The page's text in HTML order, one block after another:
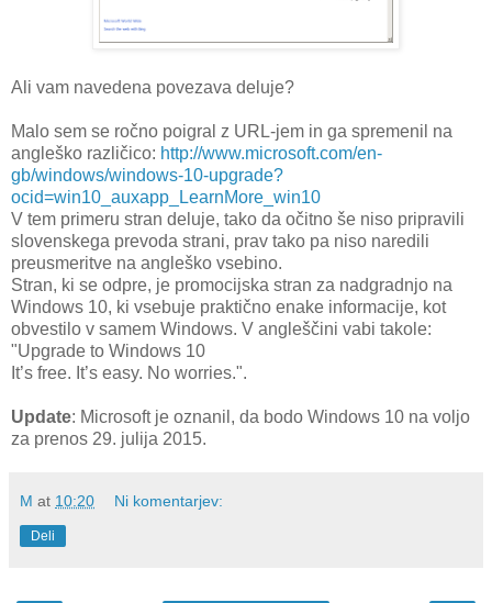
Ali vam navedena povezava deluje?
Malo sem se ročno poigral z URL-jem in ga spremenil na
angleško različico: http://www.microsoft.com/en-
gb/windows/windows-10-upgrade?
ocid=win10_auxapp_LearnMore_win10
V tem primeru stran deluje, tako da očitno še niso pripravili
slovenskega prevoda strani, prav tako pa niso naredili
preusmeritve na angleško vsebino.
Stran, ki se odpre, je promocijska stran za nadgradnjo na
Windows 10, ki vsebuje praktično enake informacije, kot
obvestilo v samem Windows. V angleščini vabi takole:
"Upgrade to Windows 10
It’s free. It’s easy. No worries.".
Update: Microsoft je oznanil, da bodo Windows 10 na voljo
za prenos 29. julija 2015.
M at 10:20 Ni komentarjev:
Deli